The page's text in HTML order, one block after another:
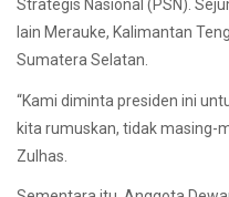
Strategis Nasional (PSN).
lain Merauke, Kalimantan
Sumatera Selatan.
“Kami diminta presiden ini
kita rumuskan, tidak masing-
Zulhas.